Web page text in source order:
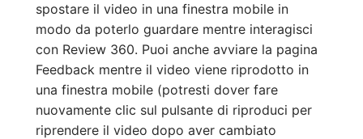
spostare il video in una finestra mobile in
modo da poterlo guardare mentre interagisci
con Review 360. Puoi anche avviare la pagina
Feedback mentre il video viene riprodotto in
una finestra mobile (potresti dover fare
nuovamente clic sul pulsante di riproduci per
riprendere il video dopo aver cambiato